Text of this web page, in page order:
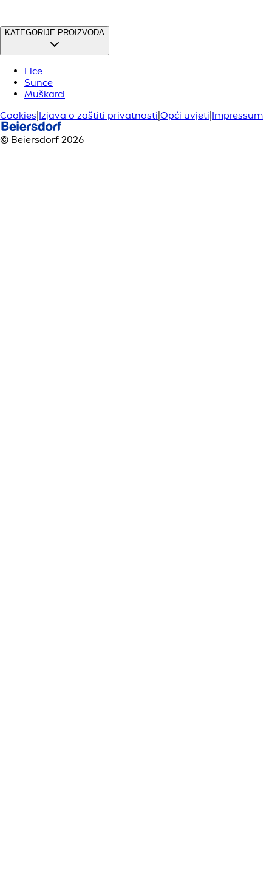
KATEGORIJE PROIZVODA
Lice
Sunce
Muškarci
Cookies Izjava o zaštiti privatnosti Opći uvjeti Impressum
© Beiersdorf 2026